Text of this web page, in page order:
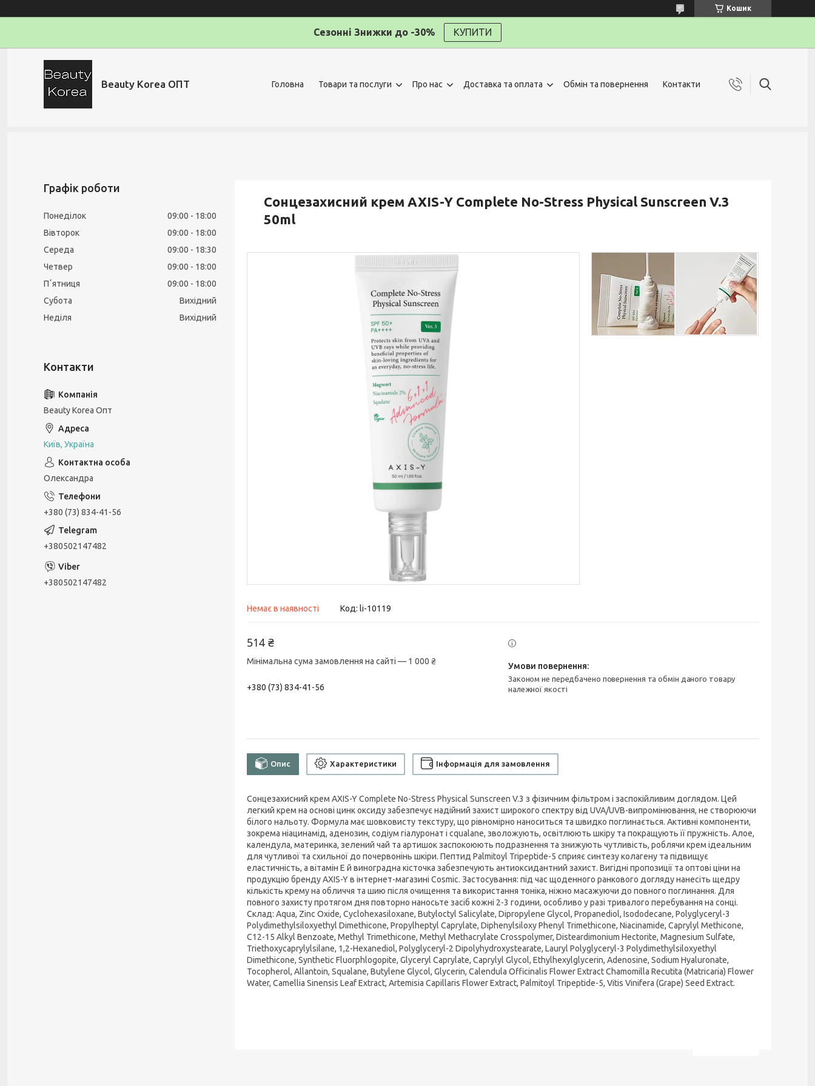
Кошик
Сезонні Знижки до -30% КУПИТИ
Beauty Korea ОПТ Головна Товари та послуги Про нас Доставка та оплата Обмін та повернення Контакти
Сонцезахисний крем AXIS-Y Complete No-Stress Physical Sunscreen V.3
50ml
Немає в наявності Код: li-10119
514 ₴
Мінімальна сума замовлення на сайті — 1 000 ₴
+380 (73) 834-41-56
Законом не передбачено повернення та обмін даного товару
належної якості
Опис Характеристики Інформація для замовлення
Сонцезахисний крем AXIS-Y Complete No-Stress Physical Sunscreen V.3 з фізичним фільтром і заспокійливим доглядом. Цей
легкий крем на основі цинк оксиду забезпечує надійний захист широкого спектру від UVA/UVB-випромінювання, не створюючи
білого нальоту. Формула має шовковисту текстуру, що рівномірно наноситься та швидко поглинається. Активні компоненти,
зокрема ніацинамід, аденозин, содіум гіалуронат і сqualane, зволожують, освітлюють шкіру та покращують її пружність. Алое,
календула, материнка, зелений чай та артишок заспокоюють подразнення та знижують чутливість, роблячи крем ідеальним
для чутливої та схильної до почервонінь шкіри. Пептид Palmitoyl Tripeptide-5 сприяє синтезу колагену та підвищує
еластичність, а вітамін Е й виноградна кісточка забезпечують антиоксидантний захист. Вигідні пропозиції та оптові ціни на
продукцію бренду AXIS-Y в інтернет-магазині Cosmic. Застосування: під час щоденного ранкового догляду нанесіть щедру
кількість крему на обличчя та шию після очищення та використання тоніка, ніжно масажуючи до повного поглинання. Для
повного захисту протягом дня повторно наносьте засіб кожні 2-3 години, особливо у разі тривалого перебування на сонці.
Склад: Aqua, Zinc Oxide, Cyclohexasiloxane, Butyloctyl Salicylate, Dipropylene Glycol, Propanediol, Isododecane, Polyglyceryl-3
Polydimethylsiloxyethyl Dimethicone, Propylheptyl Caprylate, Diphenylsiloxy Phenyl Trimethicone, Niacinamide, Caprylyl Methicone,
C12-15 Alkyl Benzoate, Methyl Trimethicone, Methyl Methacrylate Crosspolymer, Disteardimonium Hectorite, Magnesium Sulfate,
Triethoxycaprylylsilane, 1,2-Hexanediol, Polyglyceryl-2 Dipolyhydroxystearate, Lauryl Polyglyceryl-3 Polydimethylsiloxyethyl
Dimethicone, Synthetic Fluorphlogopite, Glyceryl Caprylate, Caprylyl Glycol, Ethylhexylglycerin, Adenosine, Sodium Hyaluronate,
Tocopherol, Allantoin, Squalane, Butylene Glycol, Glycerin, Calendula Officinalis Flower Extract Chamomilla Recutita (Matricaria) Flower
Water, Camellia Sinensis Leaf Extract, Artemisia Capillaris Flower Extract, Palmitoyl Tripeptide-5, Vitis Vinifera (Grape) Seed Extract.
Графік роботи
Понеділок 09:00
18:00
Вівторок
09:00
18:00
Середа
09:00
18:30
Четвер
09:00
18:00
Пʼятниця
09:00
18:00
Субота
Вихідний
Неділя
Вихідний
Beauty Korea Опт
Київ, Україна
Олександра
+380 (73) 834-41-56
+380502147482
+380502147482